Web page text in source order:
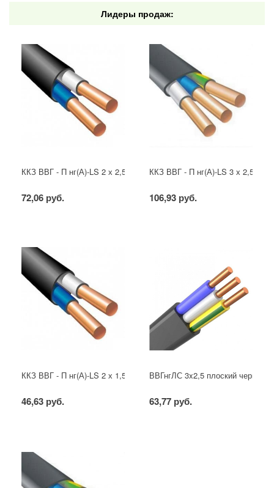
Лидеры продаж:
ККЗ ВВГ - П нг(А)-LS 2 х 2,5 ГОСТ
72,06 руб.
ККЗ ВВГ - П нг(А)-LS 3 х 2,5
106,93 руб.
ККЗ ВВГ - П нг(А)-LS 2 х 1,5 ГОСТ
46,63 руб.
ВВГнгЛС 3x2,5 плоский черный
63,77 руб.